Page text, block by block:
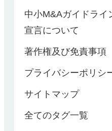
中小M&Aガイドライ
宣言について
著作権及び免責事項
プライバシーポリシ
サイトマップ
全てのタグ一覧